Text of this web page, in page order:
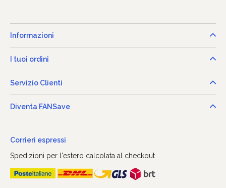
Informazioni
I tuoi ordini
Servizio Clienti
Diventa FANSave
Corrieri espressi
Spedizioni per l'estero calcolata al checkout